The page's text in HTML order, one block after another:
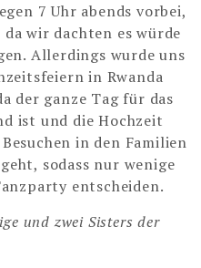
7 Uhr abends vorbei,
wir dachten es würde
Allerdings wurde uns
in Rwanda
der ganze Tag für das
ist und die Hochzeit
in den Familien
sodass nur wenige
entscheiden.
und zwei Sisters der